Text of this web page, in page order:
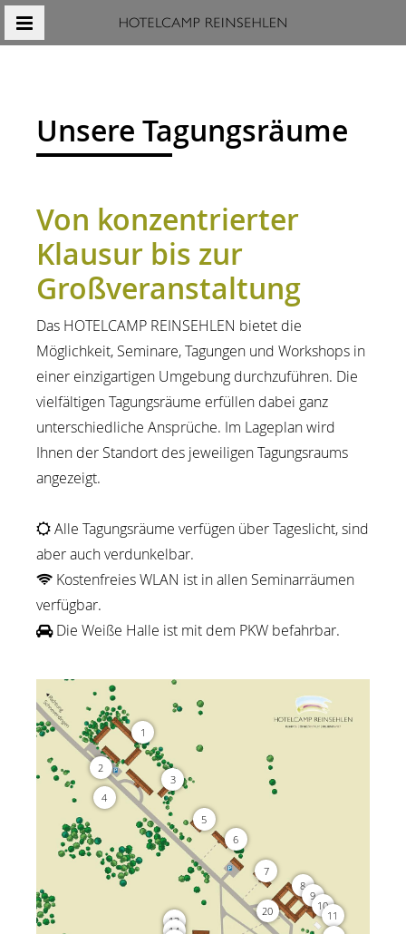
Unsere Tagungsräume
Von konzentrierter
Klausur bis zur
Großveranstaltung
Das HOTELCAMP REINSEHLEN bietet die
Möglichkeit, Seminare, Tagungen und Workshops in
einer einzigartigen Umgebung durchzuführen. Die
vielfältigen Tagungsräume erfüllen dabei ganz
unterschiedliche Ansprüche. Im Lageplan wird
Ihnen der Standort des jeweiligen Tagungsraums
angezeigt.
Alle Tagungsräume verfügen über Tageslicht, sind
aber auch verdunkelbar.
Kostenfreies WLAN ist in allen Seminarräumen
verfügbar.
Die Weiße Halle ist mit dem PKW befahrbar.
Content Blocks
1
2
3
4
5
6
7
8
9
10
11
13
14
20